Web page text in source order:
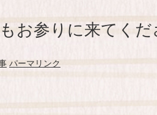
お参りに来てく
パーマリンク